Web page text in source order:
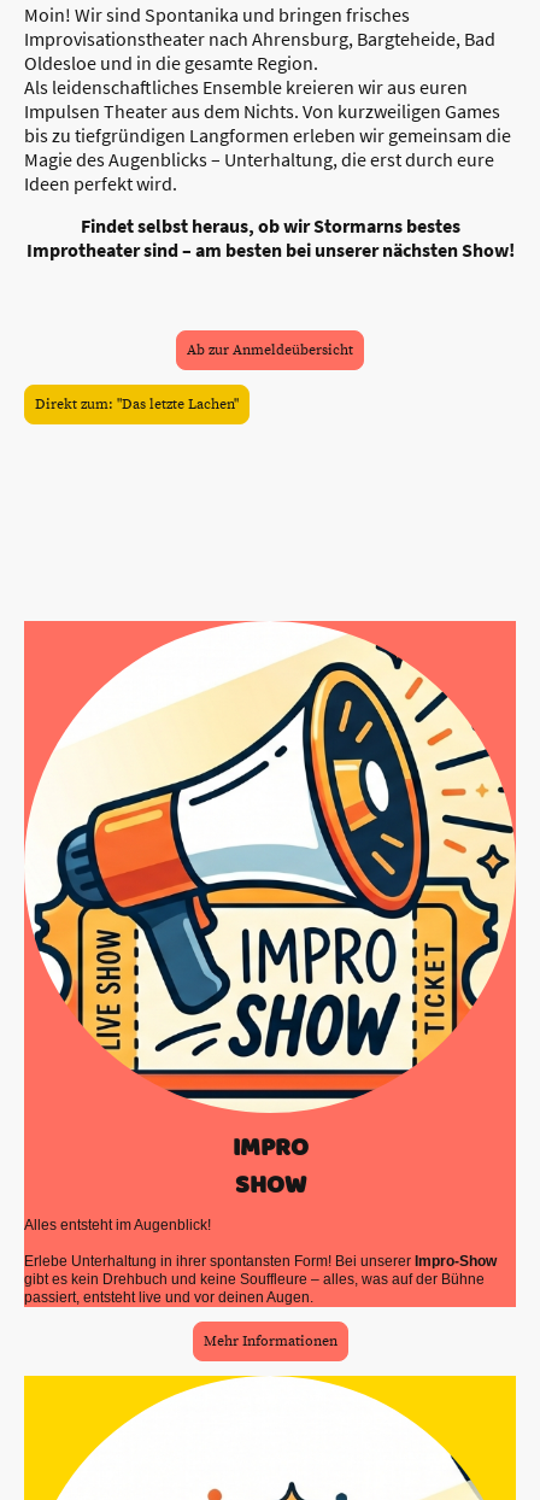
Moin! Wir sind Spontanika und bringen frisches
Improvisationstheater nach Ahrensburg, Bargteheide, Bad
Oldesloe und in die gesamte Region.
Als leidenschaftliches Ensemble kreieren wir aus euren
Impulsen Theater aus dem Nichts. Von kurzweiligen Games
bis zu tiefgründigen Langformen erleben wir gemeinsam die
Magie des Augenblicks – Unterhaltung, die erst durch eure
Ideen perfekt wird.
Findet selbst heraus, ob wir Stormarns bestes
Improtheater sind – am besten bei unserer nächsten Show!
Ab zur Anmeldeübersicht
Direkt zum: "Das letzte Lachen"
IMPRO
SHOW
Alles entsteht im Augenblick!
Erlebe Unterhaltung in ihrer spontansten Form! Bei unserer Impro-Show
gibt es kein Drehbuch und keine Souffleure – alles, was auf der Bühne
passiert, entsteht live und vor deinen Augen.
Mehr Informationen